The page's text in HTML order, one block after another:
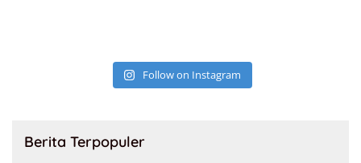
Follow on Instagram
Berita Terpopuler